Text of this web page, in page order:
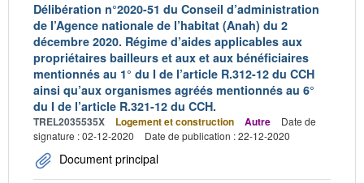
Délibération n°2020-51 du Conseil d’administration
de l’Agence nationale de l’habitat (Anah) du 2
décembre 2020. Régime d’aides applicables aux
propriétaires bailleurs et aux et aux bénéficiaires
mentionnés au 1° du I de l’article R.312-12 du CCH
ainsi qu’aux organismes agréés mentionnés au 6°
du I de l’article R.321-12 du CCH.
TREL2035535X Logement et construction Autre
Date de
signature : 02-12-2020
Date de publication : 22-12-2020
Document principal